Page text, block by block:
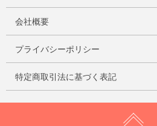
会社概要
プライバシーポリシー
特定商取引法に基づく表記